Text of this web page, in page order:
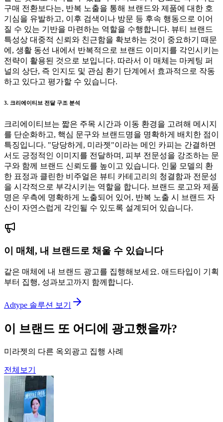
구매 전환보다는, 반복 노출을 통해 브랜드와 제품에 대한 호
기심을 유발하고, 이후 검색이나 방문 등 후속 행동으로 이어
질 수 있는 기반을 마련하는 역할을 수행합니다. 뷰티 브랜드
특성상 대중적 신뢰와 친근함을 확보하는 것이 중요하기 때문
에, 생활 동선 내에서 반복적으로 브랜드 이미지를 각인시키는
전략이 활용된 것으로 보입니다. 따라서 이 매체는 마케팅 퍼
널의 상단, 즉 인지도 및 관심 환기 단계에서 효과적으로 작동
하고 있다고 평가할 수 있습니다.
3. 크리에이티브 전달 구조 분석
크리에이티브는 짧은 주목 시간과 이동 환경을 고려해 메시지
를 단순화하고, 핵심 문구와 브랜드명을 명확하게 배치한 점이
특징입니다. "당당하게, 미라젯"이라는 메인 카피는 간결하면
서도 긍정적인 이미지를 전달하며, 피부 전문성을 강조하는 문
구와 함께 브랜드 신뢰도를 높이고 있습니다. 인물 모델의 환
한 표정과 클린한 비주얼은 뷰티 카테고리의 청결함과 전문성
을 시각적으로 부각시키는 역할을 합니다. 브랜드 로고와 제품
명은 우측에 명확하게 노출되어 있어, 반복 노출 시 브랜드 자
산이 자연스럽게 각인될 수 있도록 설계되어 있습니다.
이 매체, 내 브랜드로 채울 수 있습니다
같은 매체에 내 브랜드 광고를 집행해보세요. 애드타입이 기획
부터 집행, 성과보고까지 함께합니다.
Adtype 솔루션 보기
이 브랜드 또 어디에 광고했을까?
미라젯의 다른 옥외광고 집행 사례
전체보기